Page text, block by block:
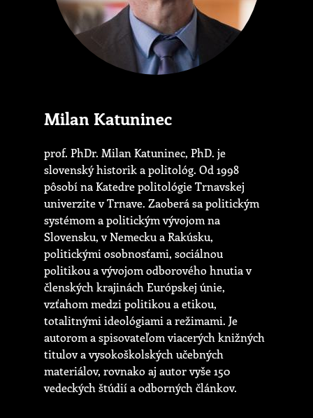
Milan Katuninec
prof. PhDr. Milan Katuninec, PhD. je
slovenský historik a politológ. Od 1998
pôsobí na Katedre politológie Trnavskej
univerzite v Trnave. Zaoberá sa politickým
systémom a politickým vývojom na
Slovensku, v Nemecku a Rakúsku,
politickými osobnosťami, sociálnou
politikou a vývojom odborového hnutia v
členských krajinách Európskej únie,
vzťahom medzi politikou a etikou,
totalitnými ideológiami a režimami. Je
autorom a spisovateľom viacerých knižných
titulov a vysokoškolských učebných
materiálov, rovnako aj autor vyše 150
vedeckých štúdií a odborných článkov.